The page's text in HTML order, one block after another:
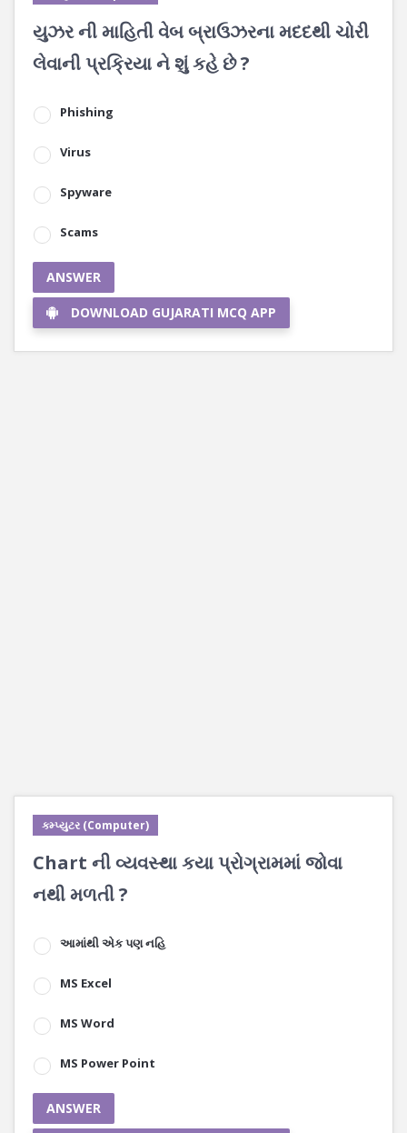
યુઝર ની માહિતી વેબ બ્રાઉઝરના મદદથી ચોરી
લેવાની પ્રક્રિયા ને શું કહે છે ?
Phishing
Virus
Spyware
Scams
ANSWER
DOWNLOAD GUJARATI MCQ APP
કમ્પ્યુટર (Computer)
Chart ની વ્યવસ્થા કયા પ્રોગ્રામમાં જોવા
નથી મળતી ?
આમાંથી એક પણ નહિ
MS Excel
MS Word
MS Power Point
ANSWER